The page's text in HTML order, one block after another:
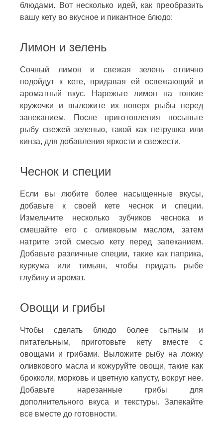
блюдами. Вот несколько идей, как преобразить
вашу кету во вкусное и пикантное блюдо:
Лимон и зелень
Сочный лимон и свежая зелень отлично
подойдут к кете, придавая ей освежающий и
ароматный вкус. Нарежьте лимон на тонкие
кружочки и выложите их поверх рыбы перед
запеканием. После приготовления посыпьте
рыбу свежей зеленью, такой как петрушка или
кинза, для добавления яркости и свежести.
Чеснок и специи
Если вы любите более насыщенные вкусы,
добавьте к своей кете чеснок и специи.
Измельчите несколько зубчиков чеснока и
смешайте его с оливковым маслом, затем
натрите этой смесью кету перед запеканием.
Добавьте различные специи, такие как паприка,
куркума или тимьян, чтобы придать рыбе
глубину и аромат.
Овощи и грибы
Чтобы сделать блюдо более сытным и
питательным, приготовьте кету вместе с
овощами и грибами. Выложите рыбу на ложку
оливкового масла и кожуруйте овощи, такие как
брокколи, морковь и цветную капусту, вокруг нее.
Добавьте нарезанные грибы для
дополнительного вкуса и текстуры. Запекайте
все вместе до готовности.